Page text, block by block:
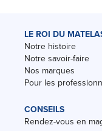
LE ROI DU
Notre histoire
Notre savoir-faire
Nos marques
Pour les
CONSEILS
Rendez-vous en